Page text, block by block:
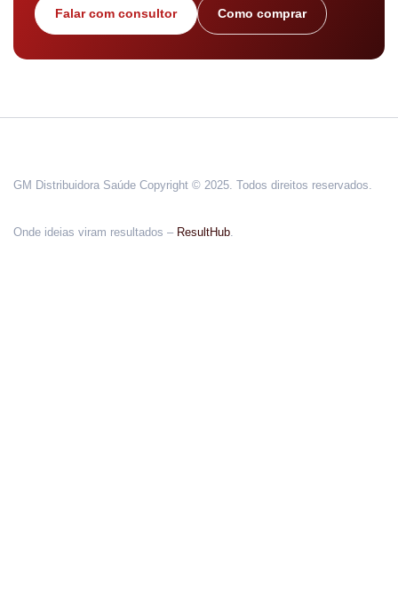
Falar com consultor Como comprar
GM Distribuidora Saúde Copyright © 2025. Todos direitos reservados.
Onde ideias viram resultados – ResultHub.